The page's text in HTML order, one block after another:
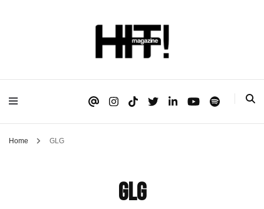
HIT!Magazine
Home GLG
GLG